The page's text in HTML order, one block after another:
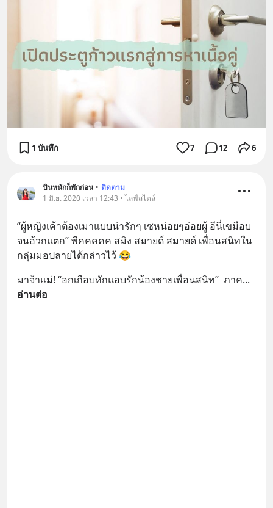
1 บันทึก 7 12 6
บินหนักก็พักก่อน • ติดตาม
1 มิ.ย. 2020 เวลา 12:43 • ไลฟ์สไตล์
“ผู้หญิงเค้าต้องเมาแบบน่ารักๆ เซหน่อยๆอ่อยผู้ อีนี่เขมือบ
จนอ้วกแตก” พีคคคคค สมิง สมายด์ สมายด์ เพื่อนสนิทใน
กลุ่มมอปลายได้กล่าวไว้ 😂
มาจ้าแม่! “อกเกือบหักแอบรักน้องชายเพื่อนสนิท”  ภาค
อ่านต่อ